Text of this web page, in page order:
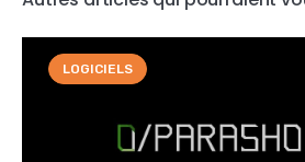
LOGICIELS